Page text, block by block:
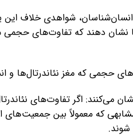
انسان‌شناسان، شواهدی خلاف
نشان دهند که تفاوت‌های
حجمی که مغز نئاندرتال‌ها و
می‌کنند: اگر تفاوت‌های
که معمولاً بین
شوند.